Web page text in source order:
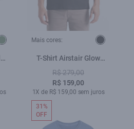
Mais cores:
T-Shirt Airstair Glow
Preto
R$ 279,00
R$ 159,00
1X de R$ 159,00 sem juros
31%
OFF